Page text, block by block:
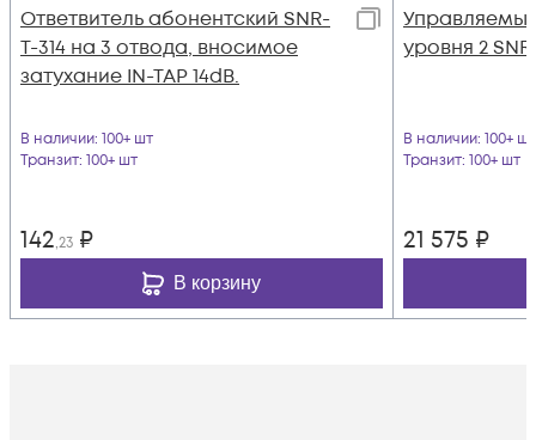
Ответвитель абонентский SNR-
T-314 на 3 отвода, вносимое
затухание IN-TAP 14dB.
В наличии: 100+ шт
Транзит: 100+ шт
142,23 ₽
В корзину
уровня 2
В наличии: 100+ шт
Транзит: 100+ шт
21 575 ₽